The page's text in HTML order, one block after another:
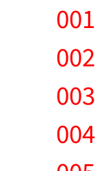
001
002
003
004